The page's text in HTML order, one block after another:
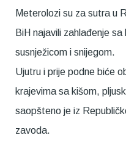
Meterolozi su za sutra u
BiH najavili zahlađenje
susnježicom i snijegom.
Ujutru i prije podne biće
krajevima sa kišom,
saopšteno je iz
zavoda.